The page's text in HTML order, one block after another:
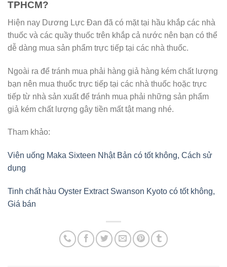
TPHCM?
Hiện nay Dương Lực Đan đã có mặt tại hầu khắp các nhà
thuốc và các quầy thuốc trên khắp cả nước nên bạn có thể
dễ dàng mua sản phẩm trực tiếp tại các nhà thuốc.
Ngoài ra để tránh mua phải hàng giả hàng kém chất lượng
bạn nên mua thuốc trực tiếp tại các nhà thuốc hoặc trực
tiếp từ nhà sản xuất để tránh mua phải những sản phẩm
giả kém chất lượng gây tiền mất tật mang nhé.
Tham khảo:
Viên uống Maka Sixteen Nhật Bản có tốt không, Cách sử
dụng
Tinh chất hàu Oyster Extract Swanson Kyoto có tốt không,
Giá bán